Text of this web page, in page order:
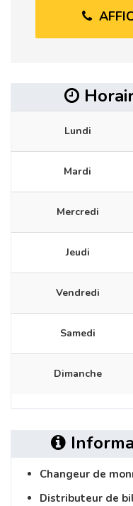
Lundi
Mardi
Mercredi
Jeudi
Vendredi
Samedi
Dimanche
Changeur de
Distributeur de